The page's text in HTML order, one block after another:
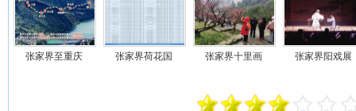
张家界至重庆 张家界荷花国 张家界十里画 张家界阳戏展